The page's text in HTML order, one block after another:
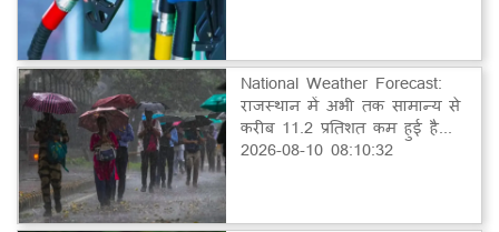
National Weather Forecast:
राजस्थान में अभी तक सामान्य से
करीब 11.2 प्रतिशत कम हुई है...
2026-08-10 08:10:32